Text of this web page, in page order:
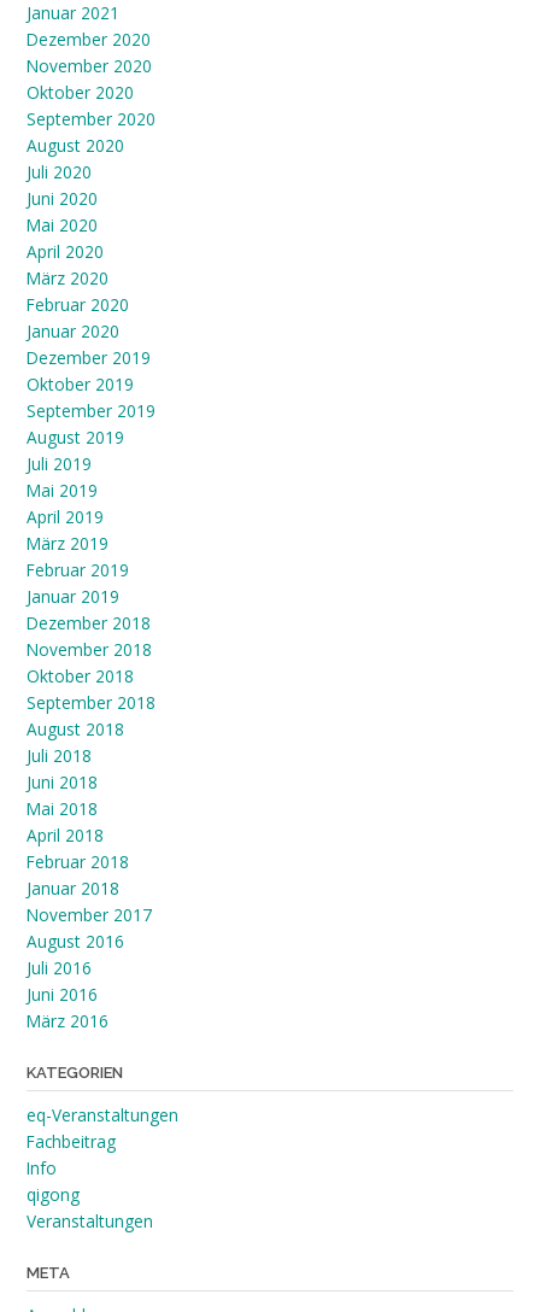
Januar 2021
Dezember 2020
November 2020
Oktober 2020
September 2020
August 2020
Juli 2020
Juni 2020
Mai 2020
April 2020
März 2020
Februar 2020
Januar 2020
Dezember 2019
Oktober 2019
September 2019
August 2019
Juli 2019
Mai 2019
April 2019
März 2019
Februar 2019
Januar 2019
Dezember 2018
November 2018
Oktober 2018
September 2018
August 2018
Juli 2018
Juni 2018
Mai 2018
April 2018
Februar 2018
Januar 2018
November 2017
August 2016
Juli 2016
Juni 2016
März 2016
KATEGORIEN
eq-Veranstaltungen
Fachbeitrag
Info
qigong
Veranstaltungen
META